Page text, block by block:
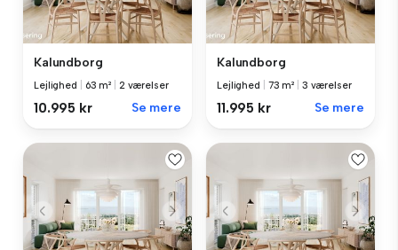
Kalundborg
Lejlighed 63 m² 2 værelser
10.995 kr Se mere
Kalundborg
Lejlighed 73 m² 3 værelser
11.995 kr Se mere